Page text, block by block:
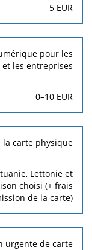
5 EUR
pour les
les entreprises
0–10 EUR
la carte physique
Lettonie et
choisi (+ frais
de la carte)
urgente de carte